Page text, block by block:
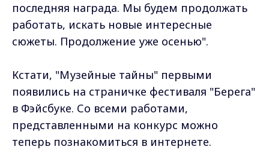
последняя награда. Мы будем продолжать
работать, искать новые интересные
сюжеты. Продолжение уже осенью".
Кстати, "Музейные тайны" первыми
появились на страничке фестиваля "Берега"
в Фэйсбуке. Со всеми работами,
представленными на конкурс можно
теперь познакомиться в интернете.